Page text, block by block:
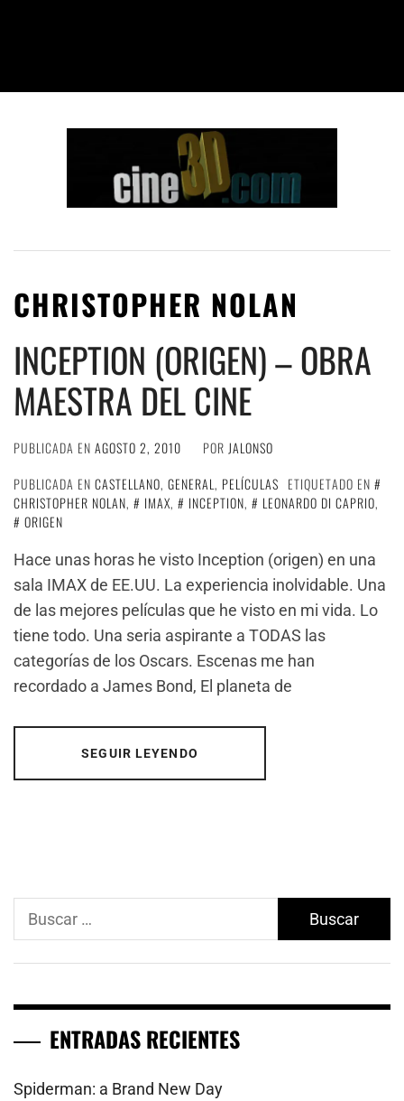
CHRISTOPHER NOLAN
INCEPTION (ORIGEN) – OBRA
MAESTRA DEL CINE
PUBLICADA EN AGOSTO 2, 2010 POR JALONSO
PUBLICADA EN CASTELLANO, GENERAL, PELÍCULAS ETIQUETADO EN
CHRISTOPHER NOLAN, IMAX, INCEPTION, LEONARDO DI CAPRIO,
ORIGEN
Hace unas horas he visto Inception (origen) en una
sala IMAX de EE.UU. La experiencia inolvidable. Una
de las mejores películas que he visto en mi vida. Lo
tiene todo. Una seria aspirante a TODAS las
categorías de los Oscars. Escenas me han
recordado a James Bond, El planeta de
SEGUIR LEYENDO
Buscar:
ENTRADAS RECIENTES
Spiderman: a Brand New Day